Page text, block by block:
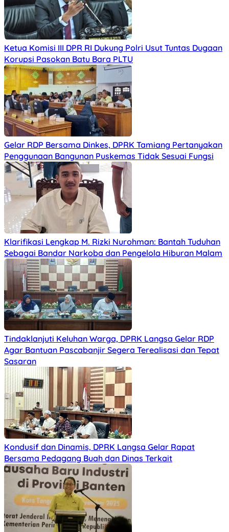
Ketua Komisi III DPR RI Dukung Polri Usut Tuntas Dugaan
Korupsi Pasokan Batu Bara PLTU
Gelar RDP Bersama Dinkes, DPRK Tamiang Pertanyakan
Penggunaan Bangunan Puskemas Tidak Sesuai Fungsi
Klarifikasi Lengkap M. Rizki Nurohman: Bantah Tuduhan
Sebagai Bandar Narkoba dan Pengelola Hiburan Malam
Tindaklanjuti Keluhan Warga, DPRK Langsa Gelar RDP
Agar Bantuan Pascabanjir Segera Terealisasi dan Tepat
Sasaran
Kondusif dan Dinamis, DPRK Langsa Gelar Rapat
Bersama Pedagang Buah dan Dinas Terkait